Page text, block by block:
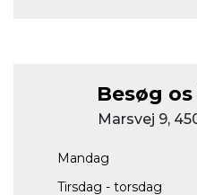
Besøg
Marsvej 9,
Mandag
Tirsdag - torsdag